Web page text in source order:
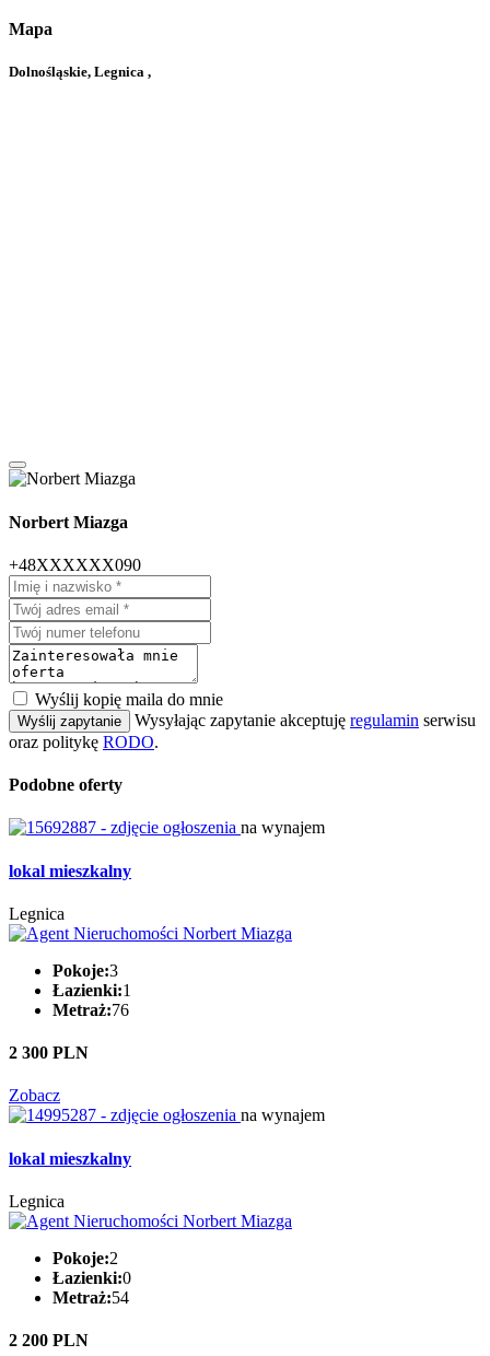
Mapa
Dolnośląskie, Legnica ,
Norbert Miazga
+48XXXXXX090
Wyślij kopię maila do mnie
Wyślij zapytanie Wysyłając zapytanie akceptuję regulamin serwisu
oraz politykę RODO.
Podobne oferty
na wynajem
lokal mieszkalny
Legnica
Pokoje:3
Łazienki:1
Metraż:76
2 300 PLN
Zobacz
na wynajem
lokal mieszkalny
Legnica
Pokoje:2
Łazienki:0
Metraż:54
2 200 PLN